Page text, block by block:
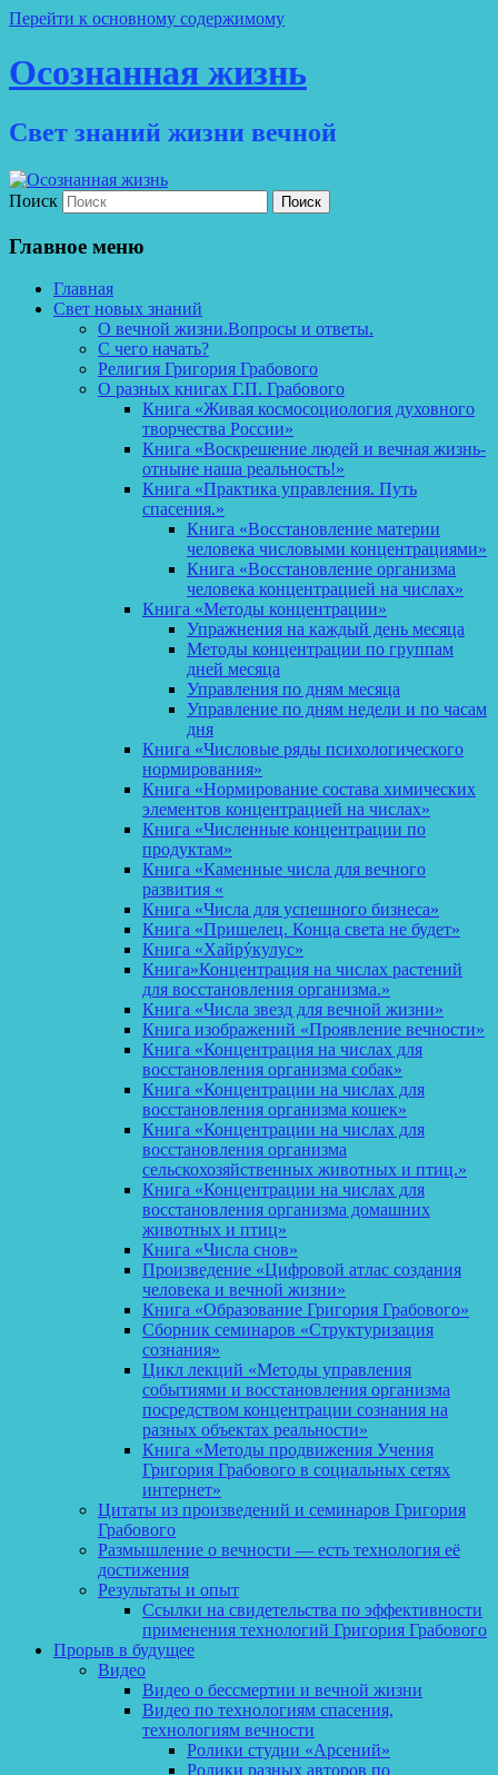
Перейти к основному содержимому
Осознанная жизнь
Свет знаний жизни вечной
Поиск
Главное меню
Главная
Свет новых знаний
О вечной жизни.Вопросы и ответы.
С чего начать?
Религия Григория Грабового
О разных книгах Г.П. Грабового
Книга «Живая космосоциология духовного
творчества России»
Книга «Воскрешение людей и вечная жизнь-
отныне наша реальность!»
Книга «Практика управления. Путь
спасения.»
Книга «Восстановление материи
человека числовыми концентрациями»
Книга «Восстановление организма
человека концентрацией на числах»
Книга «Методы концентрации»
Упражнения на каждый день месяца
Методы концентрации по группам
дней месяца
Управления по дням месяца
Управление по дням недели и по часам
дня
Книга «Числовые ряды психологического
нормирования»
Книга «Нормирование состава химических
элементов концентрацией на числах»
Книга «Численные концентрации по
продуктам»
Книга «Каменные числа для вечного
развития «
Книга «Числа для успешного бизнеса»
Книга «Пришелец. Конца света не будет»
Книга «Хайрýкулус»
Книга»Концентрация на числах растений
для восстановления организма.»
Книга «Числа звезд для вечной жизни»
Книга изображений «Проявление вечности»
Книга «Концентрация на числах для
восстановления организма собак»
Книга «Концентрации на числах для
восстановления организма кошек»
Книга «Концентрации на числах для
восстановления организма
сельскохозяйственных животных и птиц.»
Книга «Концентрации на числах для
восстановления организма домашних
животных и птиц»
Книга «Числа снов»
Произведение «Цифровой атлас создания
человека и вечной жизни»
Книга «Образование Григория Грабового»
Сборник семинаров «Структуризация
сознания»
Цикл лекций «Методы управления
событиями и восстановления организма
посредством концентрации сознания на
разных объектах реальности»
Книга «Методы продвижения Учения
Григория Грабового в социальных сетях
интернет»
Цитаты из произведений и семинаров Григория
Грабового
Размышление о вечности — есть технология её
достижения
Результаты и опыт
Ссылки на свидетельства по эффективности
применения технологий Григория Грабового
Прорыв в будущее
Видео
Видео о бессмертии и вечной жизни
Видео по технологиям спасения,
технологиям вечности
Ролики студии «Арсений»
Ролики разных авторов по